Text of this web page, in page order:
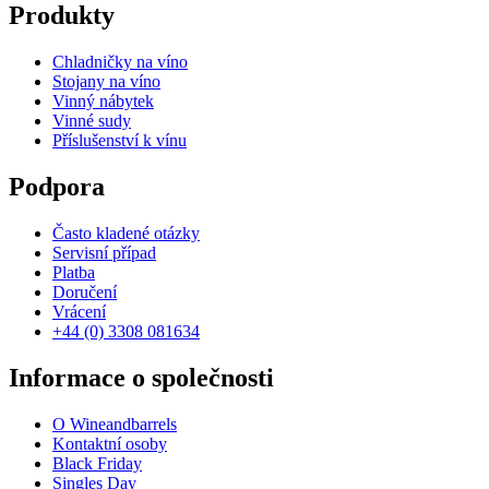
Produkty
Chladničky na víno
Stojany na víno
Vinný nábytek
Vinné sudy
Příslušenství k vínu
Podpora
Často kladené otázky
Servisní případ
Platba
Doručení
Vrácení
+44 (0) 3308 081634
Informace o společnosti
O Wineandbarrels
Kontaktní osoby
Black Friday
Singles Day